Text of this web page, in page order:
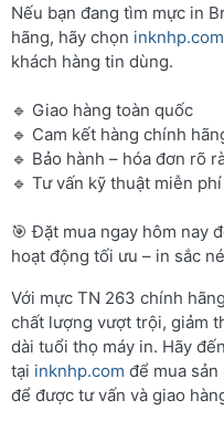
Nếu bạn đang tìm mực in
hãng, hãy chọn inknhp.com
khách hàng tin dùng.
🔹 Giao hàng toàn quốc
🔹 Cam kết hàng chính
🔹 Bảo hành – hóa đơn rõ
🔹 Tư vấn kỹ thuật miễn phí
🎯 Đặt mua ngay hôm nay
hoạt động tối ưu – in sắc
Với mực TN 263 chính
chất lượng vượt trội, giảm
dài tuổi thọ máy in. Hãy
tại inknhp.com để mua
để được tư vấn và giao